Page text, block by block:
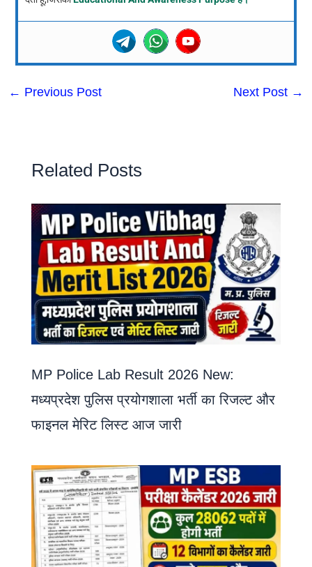
← Previous Post Next Post →
Related Posts
MP Police Lab Result 2026 New:
मध्यप्रदेश पुलिस प्रयोगशाला भर्ती का रिजल्ट और
फाइनल मेरिट लिस्ट आज जारी